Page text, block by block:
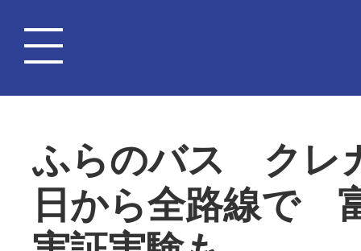
ふらのバス クレ
日から全路線で